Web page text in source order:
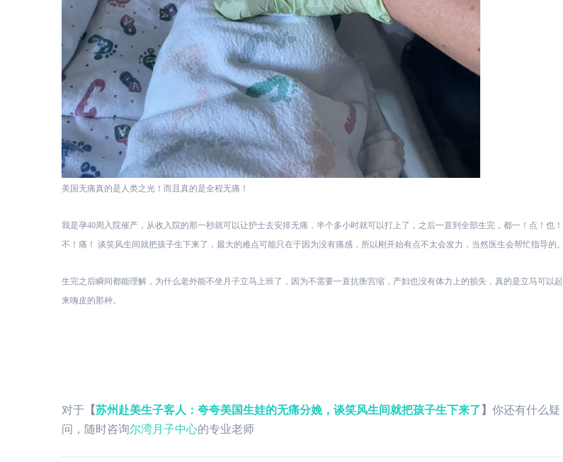
美国无痛真的是人类之光！而且真的是全程无痛！
我是孕40周 入院催产，从收入院的那一秒就可以让护士去安排无痛，半个多小时就可以打上了，之后一直到全部生完，都一！点！也！
不！痛！ 谈笑风生间就把孩子生下来了，最大的难点可能只在于因为没有痛感，所以刚开始有点不太会发力，当然医生会帮忙指导的。
生完之后瞬间都能理解，为什么老外能不坐月子立马上班了，因为不需要一直抗衡宫缩，产妇也没有体力上的损失，真的是立马可以起
来嗨皮的那种。
对于 【苏州赴美生子客人：夸夸美国生娃的无痛分娩，谈笑风生间就把孩子生下来了】 你还有什么疑
问，随时咨询尔湾月子中心的专业老师